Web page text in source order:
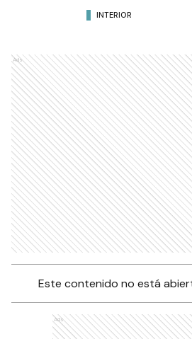
INTERIOR
Ads
Este contenido no está
Ads